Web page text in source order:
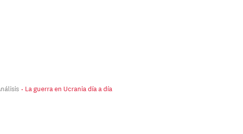
La guerra en Ucrania día a día